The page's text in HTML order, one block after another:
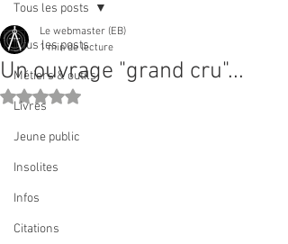
Tous les posts
Métiers & outils
Livres
Jeune public
Insolites
Infos
Citations
Tous les posts
Un ouvrage "grand cru"...
Le webmaster (EB)
1 min de lecture
Noté NaN étoiles sur 5.